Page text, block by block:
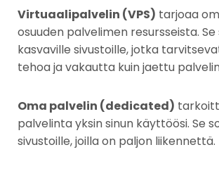
Virtuaalipalvelin (VPS) tarjoaa
osuuden palvelimen resursseista. Se
kasvaville sivustoille, jotka
tehoa ja vakautta kuin jaettu
Oma palvelin (dedicated)
palvelinta yksin sinun käyttöösi. Se
sivustoille, joilla on paljon liikennettä.